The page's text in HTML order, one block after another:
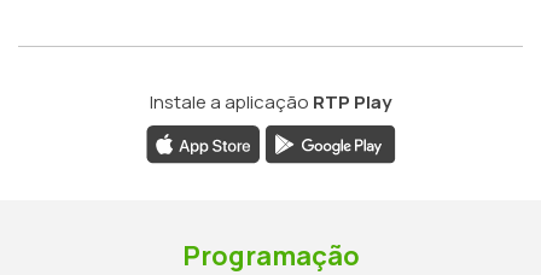
Instale a aplicação RTP Play
Programação